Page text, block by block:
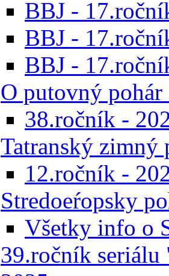
BBJ -
BBJ -
BBJ -
O putovný
38.ročník -
Tatranský zimný
12.ročník -
Stredoeŕopsky
Všetky info o
39.ročník